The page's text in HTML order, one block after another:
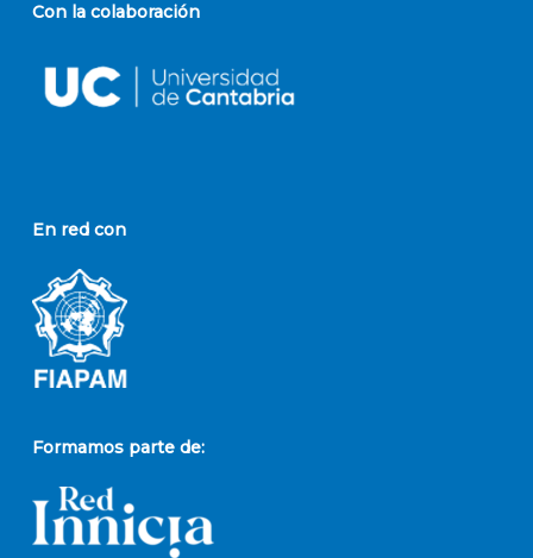
Con la colaboración
En red con
Formamos parte de: